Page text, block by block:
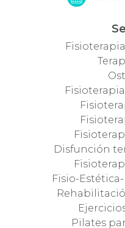
Disfunción
Fisio-
Pilates